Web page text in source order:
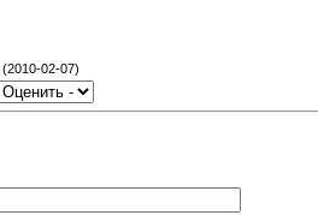
(2010-02-07)